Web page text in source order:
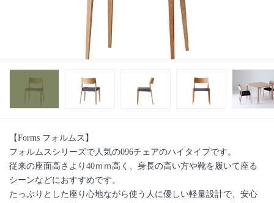
【Forms フォルムス】
フォルムスシリーズで人気の096チェアのハイタイプです。
従来の座面高さより40ｍｍ高く、身長の高い方や靴を履いて座る
シーンなどにおすすめです。
たっぷりとした座り心地ながら使う人に優しい軽量設計で、安心